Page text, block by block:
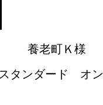
養老町Ｋ様
タンダード オ